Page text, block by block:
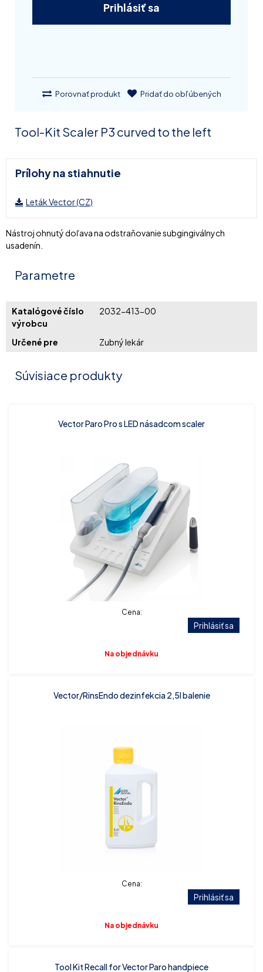
Prihlásiť sa
Porovnať produkt Pridať do obľúbených
Tool-Kit Scaler P3 curved to the left
Prílohy na stiahnutie
Leták Vector (CZ)
Nástroj ohnutý doľava na odstraňovanie subgingiválnych
usadenín.
Parametre
Katalógové číslo
výrobcu
2032-413-00
Určené pre Zubný lekár
Súvisiace produkty
Vector Paro Pro s LED násadcom scaler
Cena:
Prihlásiť sa
Na objednávku
Vector/RinsEndo dezinfekcia 2,5l balenie
Cena:
Prihlásiť sa
Na objednávku
Tool Kit Recall for Vector Paro handpiece